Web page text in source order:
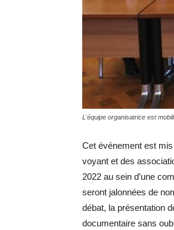
L'équipe organisatrice est
Cet événement est
voyant et des
2022 au sein d’une
seront jalonnées de
débat, la présentation
documentaire sans